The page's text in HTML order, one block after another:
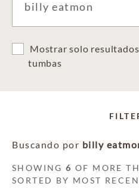
Mostrar solo
tumbas
Buscando por billy
SHOWING6 OF MORE
SORTED BY MOST